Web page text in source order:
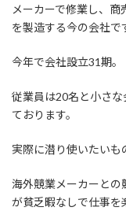
メーカーで修業し、
を製造する今の会社で
今年で会社設立31期。
従業員は20名と小さ
ております。
実際に潜り使いたいも
海外競業メーカーとの
が貧乏暇なしで仕事を